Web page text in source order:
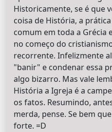
Historicamente, se é que
coisa de História, a
comum em toda a Grécia
no começo do
recorrente. Infelizmente
"banir" e condenar essa
algo bizarro. Mas vale
História a Igreja é a
os fatos. Resumindo,
merda, pense. Se bem
forte. =D